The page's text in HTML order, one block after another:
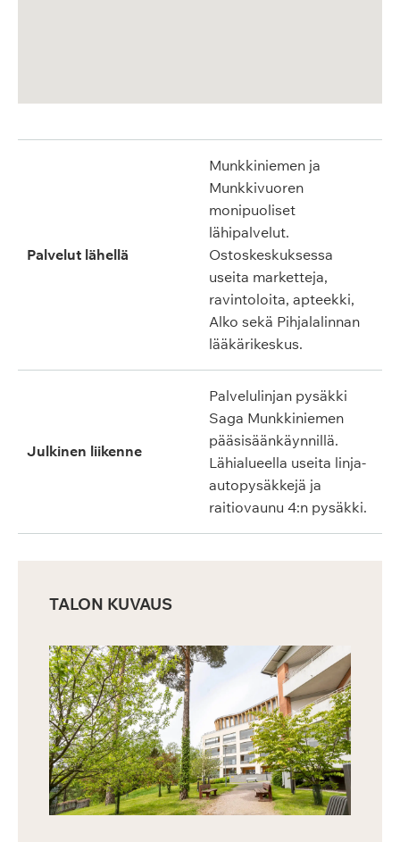
Palvelut lähellä
Munkkiniemen ja
Munkkivuoren
monipuoliset
lähipalvelut.
Ostoskeskuksessa
useita marketteja,
ravintoloita, apteekki,
Alko sekä Pihjalalinnan
lääkärikeskus.
Julkinen liikenne
Palvelulinjan pysäkki
Saga Munkkiniemen
pääsisäänkäynnillä.
Lähialueella useita linja-
autopysäkkejä ja
raitiovaunu 4:n pysäkki.
TALON KUVAUS